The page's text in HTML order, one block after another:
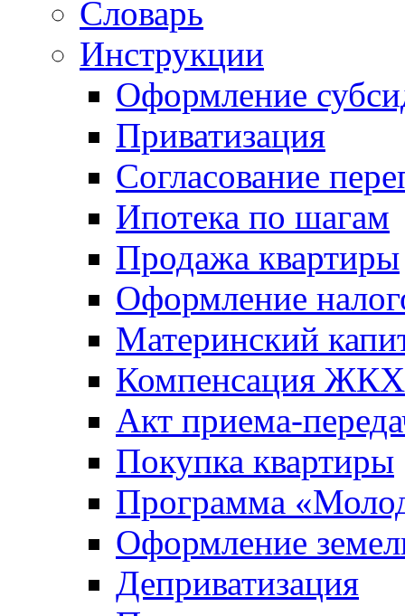
Словарь
Инструкции
Оформление
Приватизация
Согласование
Ипотека по шагам
Продажа квартиры
Оформление
Материнский
Компенсация ЖКХ
Акт приема-
Покупка квартиры
Программа
Оформление
Деприватизация